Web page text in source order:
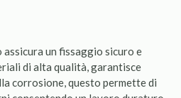
un fissaggio sicuro e
di alta qualità, garantisce
corrosione, questo permette di